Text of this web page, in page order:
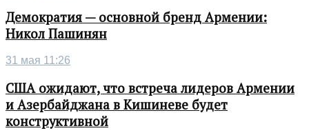
Демократия — основной бренд Армении:
Никол Пашинян
31 мая 11:26
США ожидают, что встреча лидеров Армении
и Азербайджана в Кишиневе будет
конструктивной